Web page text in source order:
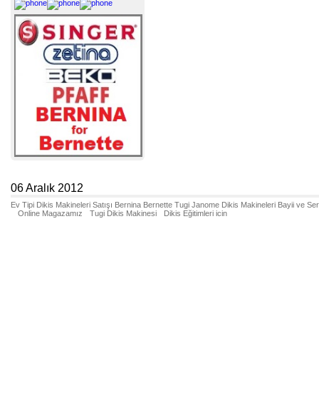
06 Aralık 2012
Ev Tipi Dikis Makineleri Satışı Bernina Bernette Tugi Janome Dikis Makineleri Bayii ve
Online Magazamız
Tugi Dikis Makinesi Dikis Eğitimleri icin